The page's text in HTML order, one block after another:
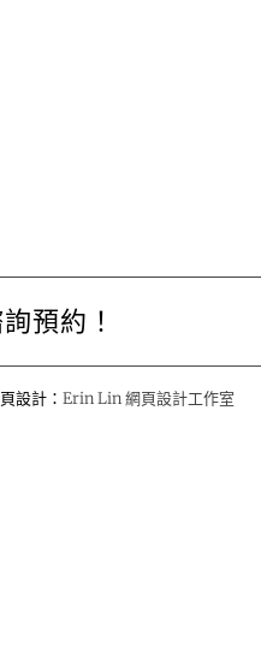
預約！
設計： Erin Lin 網頁設計工作室